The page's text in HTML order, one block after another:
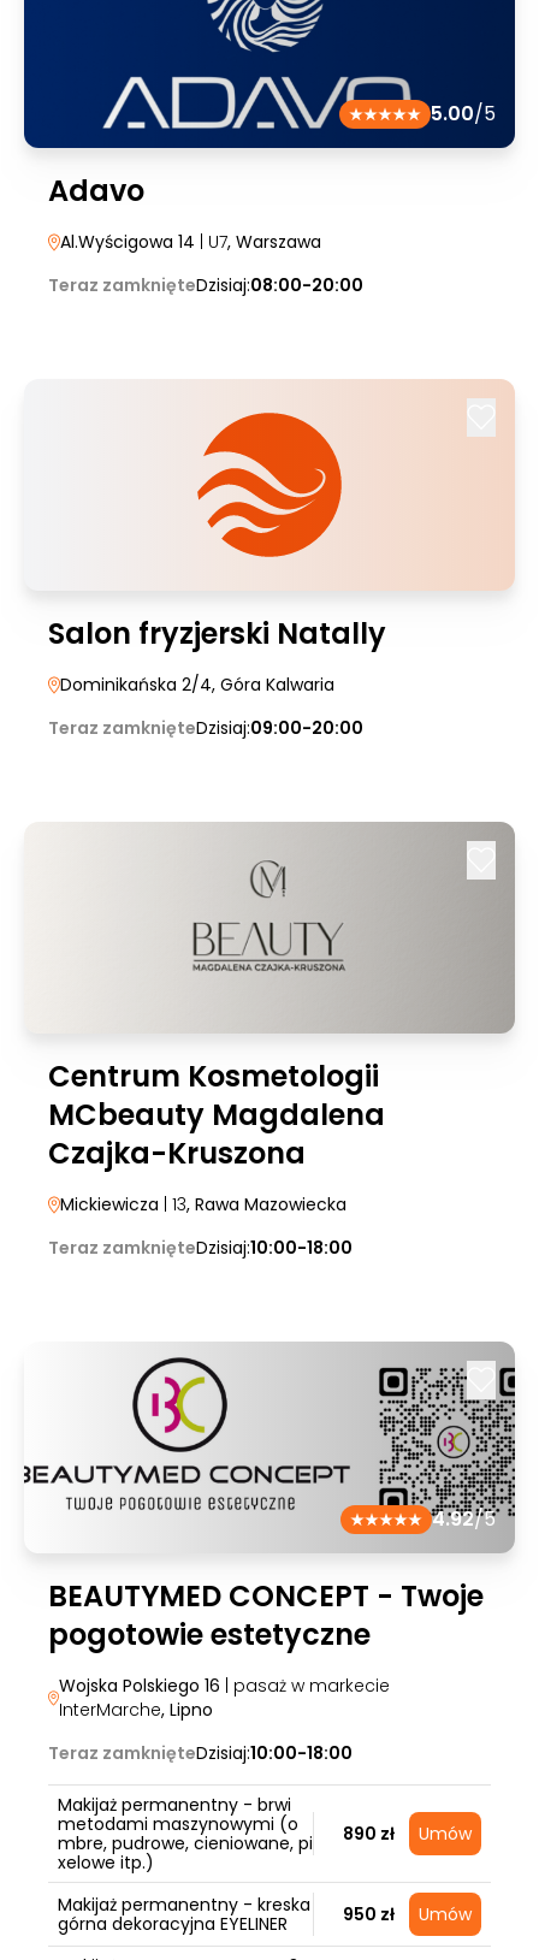
5.00/5
Adavo
Al.Wyścigowa 14 | U7, Warszawa
Teraz zamknięteDzisiaj:08:00-20:00
Salon fryzjerski Natally
Dominikańska 2/4, Góra Kalwaria
Teraz zamknięteDzisiaj:09:00-20:00
Centrum Kosmetologii
MCbeauty Magdalena
Czajka-Kruszona
Mickiewicza | 13, Rawa Mazowiecka
Teraz zamknięteDzisiaj:10:00-18:00
4.92/5
BEAUTYMED CONCEPT - Twoje
pogotowie estetyczne
Wojska Polskiego 16 | pasaż w markecie
InterMarche, Lipno
Teraz zamknięteDzisiaj:10:00-18:00
Makijaż permanentny - brwi
metodami maszynowymi (o
mbre, pudrowe, cieniowane, pi
xelowe itp.)
890 zł Umów
Makijaż permanentny - kreska
górna dekoracyjna EYELINER
950 zł Umów